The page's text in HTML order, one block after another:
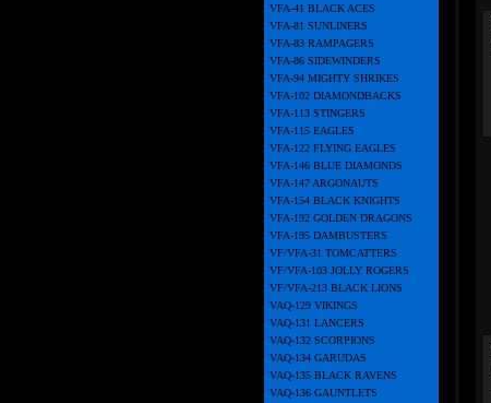
VFA-41 BLACK ACES
VFA-81 SUNLINERS
VFA-83 RAMPAGERS
VFA-86 SIDEWINDERS
VFA-94 MIGHTY SHRIKES
VFA-102 DIAMONDBACKS
VFA-113 STINGERS
VFA-115 EAGLES
VFA-122 FLYING EAGLES
VFA-146 BLUE DIAMONDS
VFA-147 ARGONAUTS
VFA-154 BLACK KNIGHTS
VFA-192 GOLDEN DRAGONS
VFA-195 DAMBUSTERS
VF/VFA-31 TOMCATTERS
VF/VFA-103 JOLLY ROGERS
VF/VFA-213 BLACK LIONS
VAQ-129 VIKINGS
VAQ-131 LANCERS
VAQ-132 SCORPIONS
VAQ-134 GARUDAS
VAQ-135 BLACK RAVENS
VAQ-136 GAUNTLETS